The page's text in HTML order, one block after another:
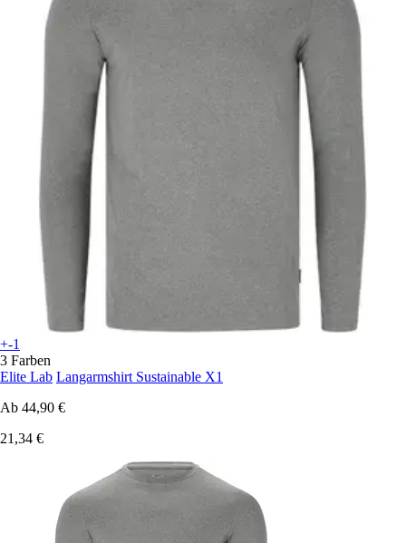
+-1
3 Farben
Elite Lab Langarmshirt Sustainable X1
Ab 44,90 €
21,34 €